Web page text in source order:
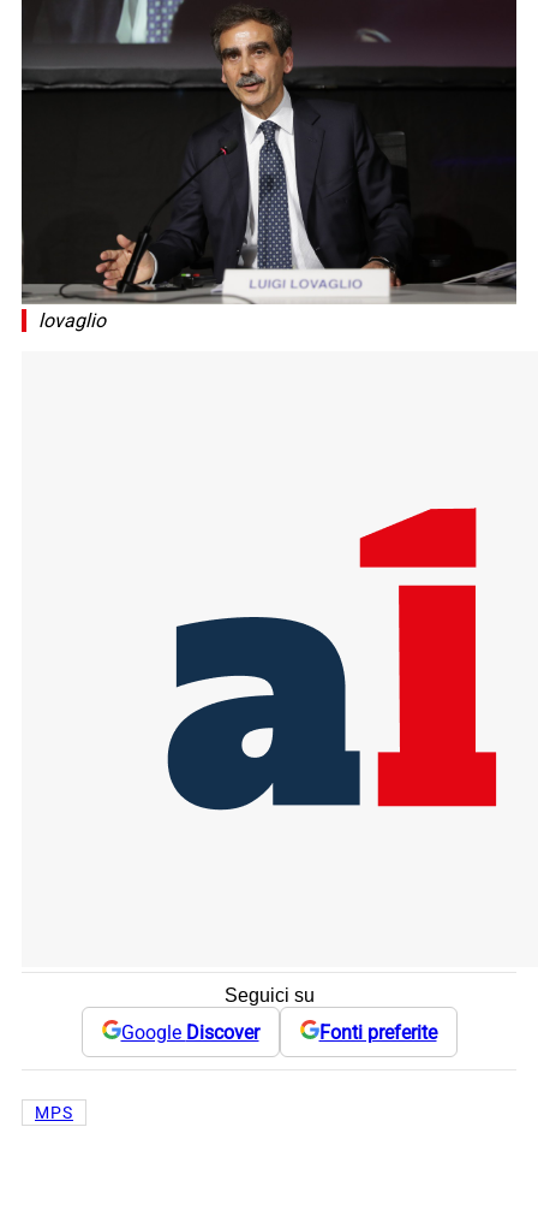
lovaglio
Seguici su
Google Discover Fonti preferite
MPS